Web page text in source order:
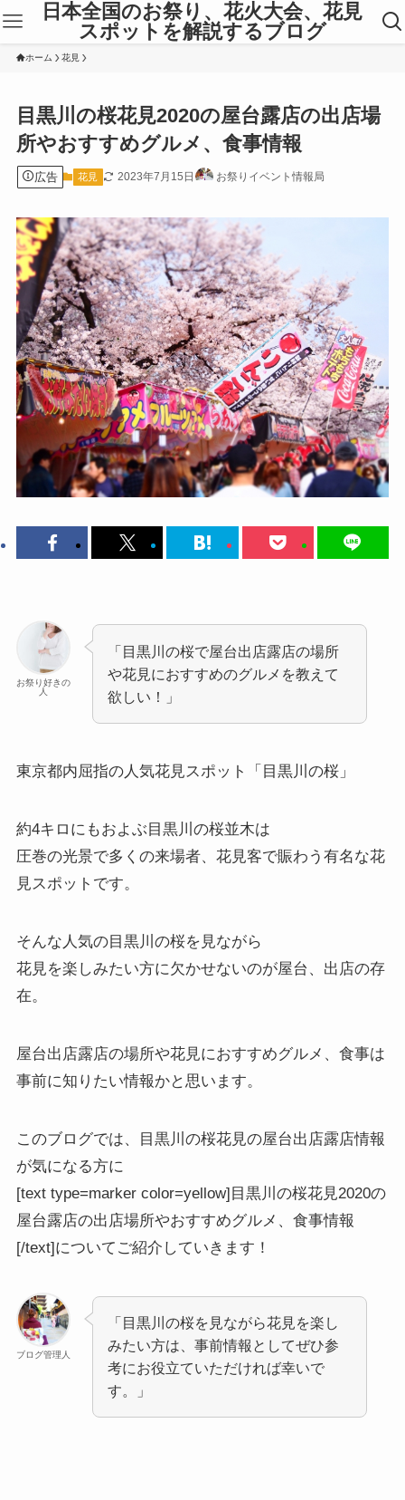
日本全国のお祭り、花火大会、花見
スポットを解説するブログ
ホーム 花見
目黒川の桜花見2020の屋台露店の出店場
所やおすすめグルメ、食事情報
広告 花見 2023年7月15日 お祭りイベント情報局
お祭り好きの
人
「目黒川の桜で屋台出店露店の場所
や花見におすすめのグルメを教えて
欲しい！」
東京都内屈指の人気花見スポット 「目黒川の桜」
約4キロにもおよぶ目黒川の桜並木は
圧巻の光景で多くの来場者、花見客で賑わう有名な花
見スポットです。
そんな人気の目黒川の桜を見ながら
花見を楽しみたい方に欠かせないのが屋台、出店の存
在。
屋台出店露店の場所や花見におすすめグルメ、食事は
事前に知りたい情報かと思います。
このブログでは、
目黒川の桜花見の屋台出店露店情報
が気になる方に
[text type=marker color=yellow]目黒川の桜花見2020の
屋台露店の出店場所やおすすめグルメ、食事情報
[/text]についてご紹介していきます！
ブログ管理人
「目黒川の桜を見ながら花見を楽し
みたい方は、事前情報としてぜひ参
考にお役立ていただければ幸いで
す。」